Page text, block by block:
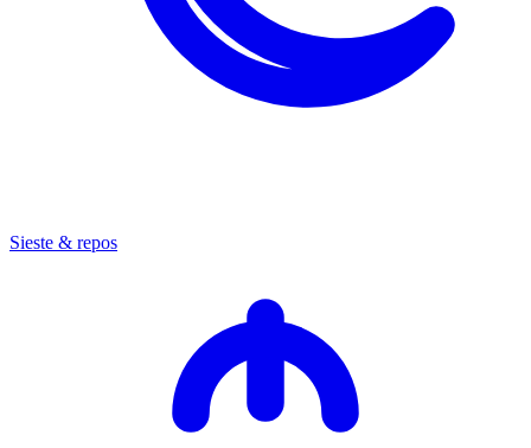
Sieste & repos